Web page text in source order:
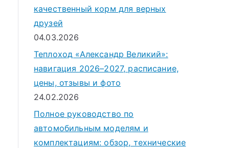
качественный корм для верных
друзей
04.03.2026
Теплоход «Александр Великий»:
навигация 2026–2027, расписание,
цены, отзывы и фото
24.02.2026
Полное руководство по
автомобильным моделям и
комплектациям: обзор, технические